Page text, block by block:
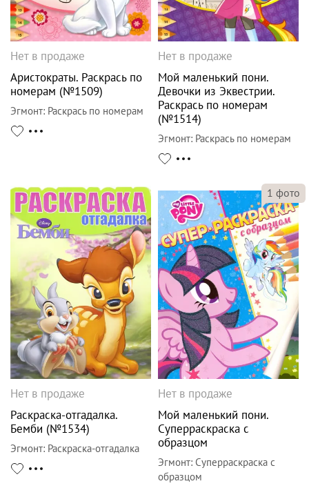
Нет в продаже
Аристократы. Раскрась по
номерам (№1509)
Эгмонт: Раскрась по номерам
Нет в продаже
Мой маленький пони.
Девочки из Эквестрии.
Раскрась по номерам
(№1514)
Эгмонт: Раскрась по номерам
Нет в продаже
Раскраска-отгадалка.
Бемби (№1534)
Эгмонт: Раскраска-отгадалка
1 фото
Нет в продаже
Мой маленький пони.
Суперраскраска с
образцом
Эгмонт: Суперраскраска с
образцом